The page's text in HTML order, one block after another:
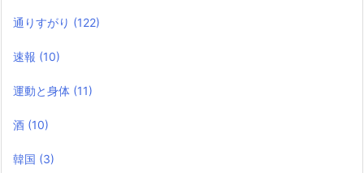
通りすがり (122)
速報 (10)
運動と身体 (11)
酒 (10)
韓国 (3)